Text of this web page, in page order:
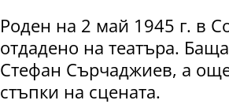
Роден на 2 май 1945 г. в
отдадено на театъра.
Стефан Сърчаджиев, а
стъпки на сцената.